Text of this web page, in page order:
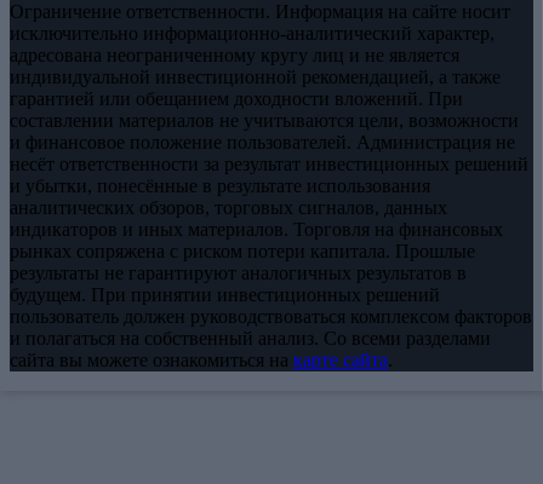
Ограничение ответственности. Информация на сайте носит
исключительно информационно-аналитический характер,
адресована неограниченному кругу лиц и не является
индивидуальной инвестиционной рекомендацией, а также
гарантией или обещанием доходности вложений. При
составлении материалов не учитываются цели, возможности
и финансовое положение пользователей. Администрация не
несёт ответственности за результат инвестиционных решений
и убытки, понесённые в результате использования
аналитических обзоров, торговых сигналов, данных
индикаторов и иных материалов. Торговля на финансовых
рынках сопряжена с риском потери капитала. Прошлые
результаты не гарантируют аналогичных результатов в
будущем. При принятии инвестиционных решений
пользователь должен руководствоваться комплексом факторов
и полагаться на собственный анализ. Со всеми разделами
сайта вы можете ознакомиться на карте сайта.